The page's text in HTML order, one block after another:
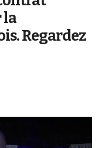
la
Regardez